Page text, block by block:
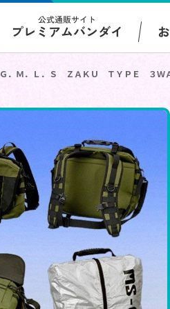
公式通販サイト
プレミアムバンダイ
Ｇ．Ｍ．Ｌ．Ｓ ＺＡＫＵ ＴＹＰＥ ３Ｗ